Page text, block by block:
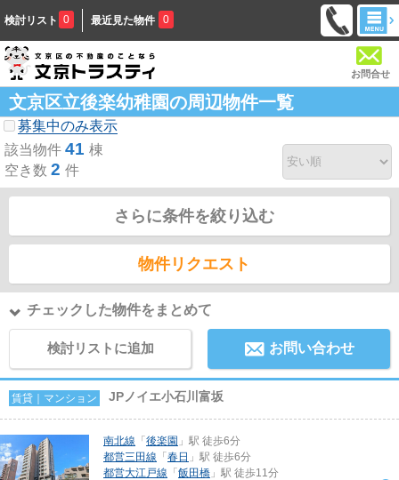
検討リスト 0 最近見た物件 0
お問合せ
文京区立後楽幼稚園の周辺物件一覧
募集中のみ表示
該当物件 41 棟
空き数 2 件
さらに条件を絞り込む
物件リクエスト
チェックした物件をまとめて
検討リストに追加 お問い合わせ
賃貸｜マンション JPノイエ小石川富坂
南北線 「 後楽園 」駅 徒歩6分
都営三田線 「 春日 」駅 徒歩6分
都営大江戸線 「 飯田橋 」駅 徒歩11分